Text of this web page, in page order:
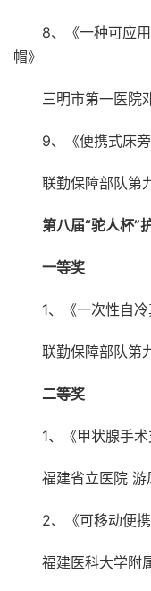
8、《一种可应
帽》
三明市第一医院
9、《便携式床
联勤保障部队第
第八届“驼人杯”
一等奖
1、《一次性自
联勤保障部队第
二等奖
1、《甲状腺手
福建省立医院 游
2、《可移动便
福建医科大学附